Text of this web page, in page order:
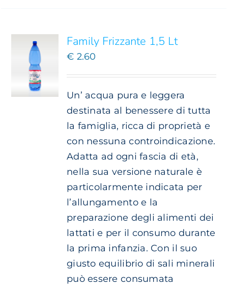
Family Frizzante 1,5 Lt
€ 2.60
Un’ acqua pura e leggera
destinata al benessere di tutta
la famiglia, ricca di proprietà e
con nessuna controindicazione.
Adatta ad ogni fascia di età,
nella sua versione naturale è
particolarmente indicata per
l’allungamento e la
preparazione degli alimenti dei
lattati e per il consumo durante
la prima infanzia. Con il suo
giusto equilibrio di sali minerali
può essere consumata